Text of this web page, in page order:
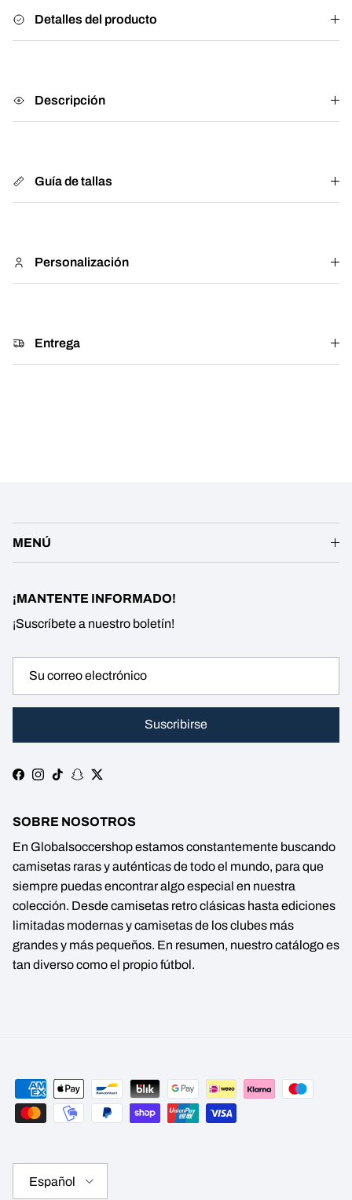
Detalles del producto
Descripción
Guía de tallas
Personalización
Entrega
MENÚ
¡MANTENTE INFORMADO!
¡Suscríbete a nuestro boletín!
Suscribirse
Facebook
Instagram
TikTokSnapchat
Twitter
SOBRE NOSOTROS
En Globalsoccershop estamos constantemente buscando
camisetas raras y auténticas de todo el mundo, para que
siempre puedas encontrar algo especial en nuestra
colección. Desde camisetas retro clásicas hasta ediciones
limitadas modernas y camisetas de los clubes más
grandes y más pequeños. En resumen, nuestro catálogo es
tan diverso como el propio fútbol.
Español